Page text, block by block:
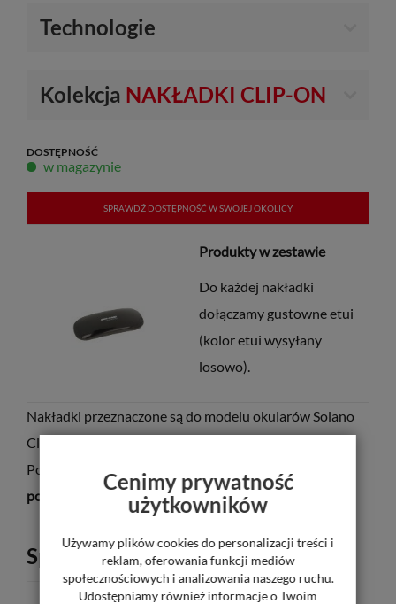
Technologie
Kolekcja NAKŁADKI CLIP-ON
DOSTĘPNOŚĆ
w magazynie
SPRAWDŹ DOSTĘPNOŚĆ W SWOJEJ OKOLICY
Produkty w zestawie
Do każdej nakładki
dołączamy gustowne etui
(kolor etui wysyłany
losowo).
Nakładki przeznaczone są do modelu okularów Solano
Clip-On
Posiadają soczewki z
polaryzacyjnym.
Sposób płatności
Cenimy prywatność
użytkowników
Używamy plików cookies do personalizacji treści i
reklam, oferowania funkcji mediów
społecznościowych i analizowania naszego ruchu.
Udostępniamy również informacje o Twoim